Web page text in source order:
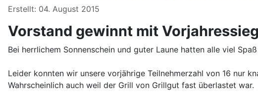
Details
Erstellt: 04. August 2015
Vorstand gewinnt mit
Bei herrlichem Sonnenschein und guter Laune hatten alle viel
Leider konnten wir unsere vorjährige Teilnehmerzahl von 16 nur
Wahrscheinlich auch weil der Grill von Grillgut fast überlastet war.